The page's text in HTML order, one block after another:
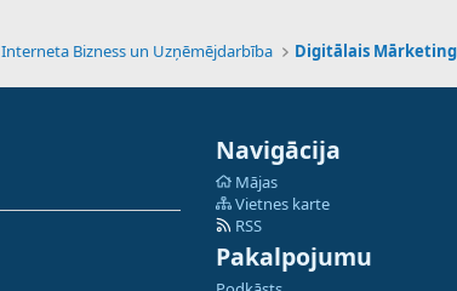
Interneta Bizness un Uzņēmējdarbība
Navigācija
Mājas
Vietnes karte
RSS
Pakalpojumu